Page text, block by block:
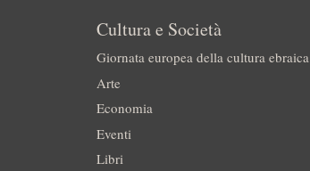
Cultura e Società
Giornata europea della cultura ebraica
Arte
Economia
Eventi
Libri